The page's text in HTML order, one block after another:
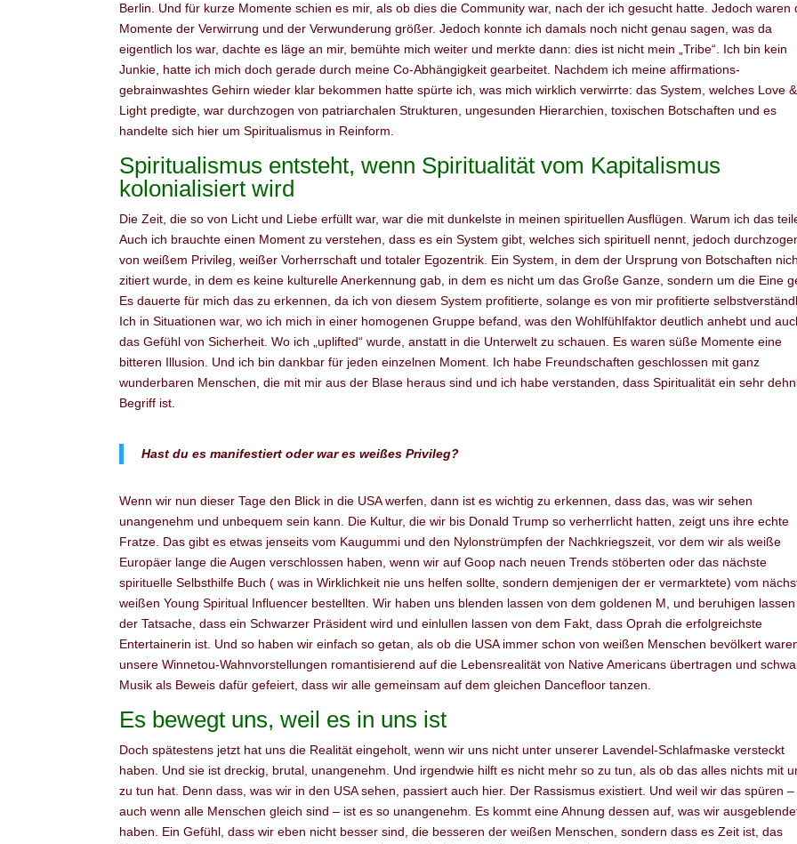
Berlin. Und für kurze Momente schien es mir, als ob dies die Community war, nach der ich gesucht hatte. Jedoch waren
Momente der Verwirrung und der Verwunderung größer. Jedoch konnte ich damals noch nicht genau sagen, was da
eigentlich los war, dachte es läge an mir, bemühte mich weiter und merkte dann: dies ist nicht mein „Tribe“. Ich bin kein
Junkie, hatte ich mich doch gerade durch meine Co-Abhängigkeit gearbeitet. Nachdem ich meine affirmations-
gebrainwashtes Gehirn wieder klar bekommen hatte spürte ich, was mich wirklich verwirrte: das System, welches Love &
Light predigte, war durchzogen von patriarchalen Strukturen, ungesunden Hierarchien, toxischen Botschaften und es
handelte sich hier um Spiritualismus in Reinform.
Spiritualismus entsteht, wenn Spiritualität vom Kapitalismus
kolonialisiert wird
Die Zeit, die so von Licht und Liebe erfüllt war, war die mit dunkelste in meinen spirituellen Ausflügen. Warum ich das
Auch ich brauchte einen Moment zu verstehen, dass es ein System gibt, welches sich spirituell nennt, jedoch
von weißem Privileg, weißer Vorherrschaft und totaler Egozentrik. Ein System, in dem der Ursprung von Botschaften
zitiert wurde, in dem es keine kulturelle Anerkennung gab, in dem es nicht um das Große Ganze, sondern um die Eine
Es dauerte für mich das zu erkennen, da ich von diesem System profitierte, solange es von mir profitierte
Ich in Situationen war, wo ich mich in einer homogenen Gruppe befand, was den Wohlfühlfaktor deutlich anhebt und
das Gefühl von Sicherheit. Wo ich „uplifted“ wurde, anstatt in die Unterwelt zu schauen. Es waren süße Momente eine
bitteren Illusion. Und ich bin dankbar für jeden einzelnen Moment. Ich habe Freundschaften geschlossen mit ganz
wunderbaren Menschen, die mit mir aus der Blase heraus sind und ich habe verstanden, dass Spiritualität ein sehr
Begriff ist.
Hast du es manifestiert oder war es weißes Privileg?
Wenn wir nun dieser Tage den Blick in die USA werfen, dann ist es wichtig zu erkennen, dass das, was wir sehen
unangenehm und unbequem sein kann. Die Kultur, die wir bis Donald Trump so verherrlicht hatten, zeigt uns ihre echte
Fratze. Das gibt es etwas jenseits vom Kaugummi und den Nylonstrümpfen der Nachkriegszeit, vor dem wir als weiße
Europäer lange die Augen verschlossen haben, wenn wir auf Goop nach neuen Trends stöberten oder das nächste
spirituelle Selbsthilfe Buch ( was in Wirklichkeit nie uns helfen sollte, sondern demjenigen der er vermarktete) vom
weißen Young Spiritual Influencer bestellten. Wir haben uns blenden lassen von dem goldenen M, und beruhigen lassen
der Tatsache, dass ein Schwarzer Präsident wird und einlullen lassen von dem Fakt, dass Oprah die erfolgreichste
Entertainerin ist. Und so haben wir einfach so getan, als ob die USA immer schon von weißen Menschen bevölkert
unsere Winnetou-Wahnvorstellungen romantisierend auf die Lebensrealität von Native Americans übertragen und
Musik als Beweis dafür gefeiert, dass wir alle gemeinsam auf dem gleichen Dancefloor tanzen.
Es bewegt uns, weil es in uns ist
Doch spätestens jetzt hat uns die Realität eingeholt, wenn wir uns nicht unter unserer Lavendel-Schlafmaske versteckt
haben. Und sie ist dreckig, brutal, unangenehm. Und irgendwie hilft es nicht mehr so zu tun, als ob das alles nichts mit
zu tun hat. Denn dass, was wir in den USA sehen, passiert auch hier. Der Rassismus existiert. Und weil wir das spüren –
auch wenn alle Menschen gleich sind – ist es so unangenehm. Es kommt eine Ahnung dessen auf, was wir
haben. Ein Gefühl, dass wir eben nicht besser sind, die besseren der weißen Menschen, sondern dass es Zeit ist, das